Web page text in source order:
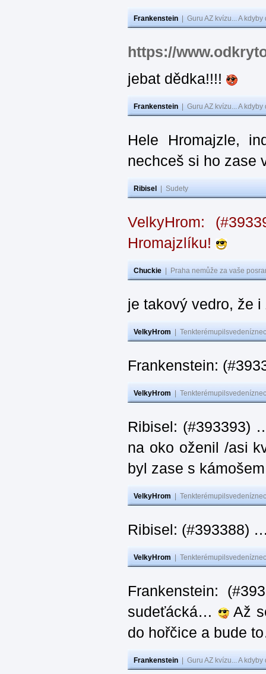
Frankenstein Guru AZ kvízu... A
https://
jebat dědka!!!!
Frankenstein Guru AZ kvízu... A
Hele Hromajzle,
nechceš si ho zase
Ribisel Sudety
VelkyHrom:
Hromajzlíku!
Chuckie Praha nemůže za vaše
je takový vedro, že
VelkyHrom
Frankenstein:
VelkyHrom
Ribisel: (#393393)
na oko oženil /asi
byl zase s
VelkyHrom
Ribisel: (#393388)
VelkyHrom
Frankenstein:
sudeťácká…
Až
do hořčice a bude
Frankenstein Guru AZ kvízu... A